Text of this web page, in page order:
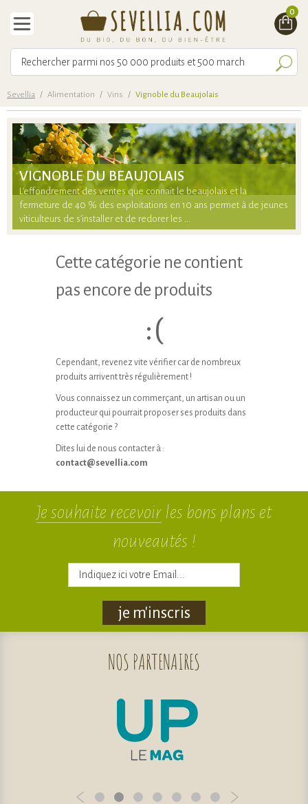
0
Sevellia / Alimentation / Vins / Vignoble du Beaujolais
VIGNOBLE DU BEAUJOLAIS
L’effondrement des ventes que connait le beaujolais et la
fermeture de 40 % des exploitations en 10 ans permet à de jeunes
viticulteurs de s’installer et de redorer les ...
Cette catégorie ne contient
pas encore de produits
:(
Cependant, revenez vite vérifier car de nombreux
produits arrivent très régulièrement !
Vous connaissez un commerçant, un artisan ou un
producteur qui pourrait proposer ses produits dans
cette catégorie ?
Dites lui de nous contacter à :
contact@sevellia.com
Je souhaite recevoirles bons plans et
nouveautés !
je m'inscris
NOS PARTENAIRES